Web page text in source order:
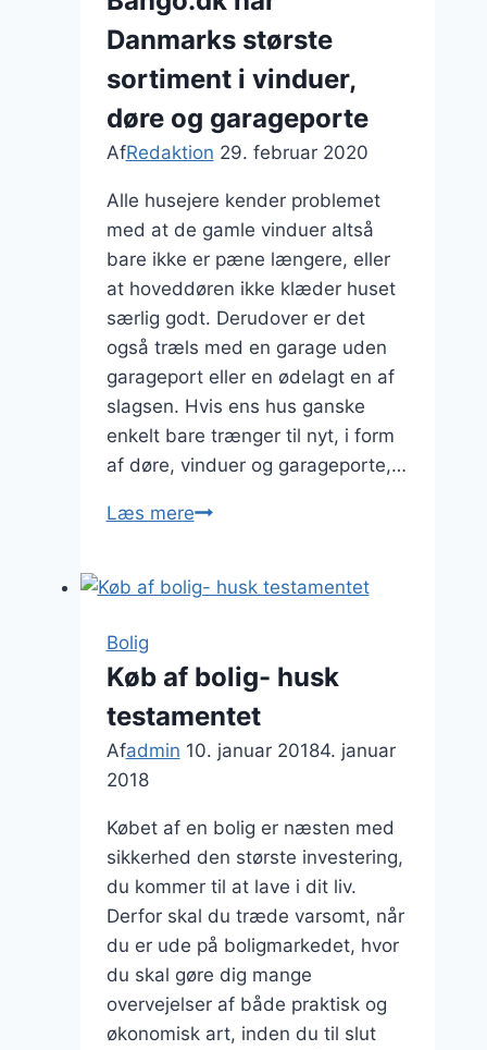
Danmarks største
sortiment i vinduer,
døre og garageporte
AfRedaktion 29. februar 2020
Alle husejere kender problemet
med at de gamle vinduer altså
bare ikke er pæne længere, eller
at hoveddøren ikke klæder huset
særlig godt. Derudover er det
også træls med en garage uden
garageport eller en ødelagt en af
slagsen. Hvis ens hus ganske
enkelt bare trænger til nyt, i form
af døre, vinduer og garageporte,…
Læs mereBango.dk
største
vinduer,
døre
og
Bolig
Køb af bolig- husk
testamentet
Afadmin 10. januar 20184. januar
2018
Købet af en bolig er næsten med
sikkerhed den største investering,
du kommer til at lave i dit liv.
Derfor skal du træde varsomt, når
du er ude på boligmarkedet, hvor
du skal gøre dig mange
overvejelser af både praktisk og
økonomisk art, inden du til slut